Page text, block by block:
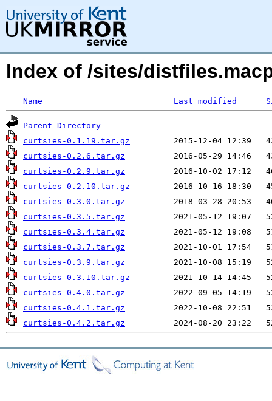
Index of /sites/
Name Last modified
Parent Directory
curtsies-0.1.19.tar.gz
curtsies-0.2.6.tar.gz
curtsies-0.2.9.tar.gz
curtsies-0.2.10.tar.gz
curtsies-0.3.0.tar.gz
curtsies-0.3.5.tar.gz
curtsies-0.3.4.tar.gz
curtsies-0.3.7.tar.gz
curtsies-0.3.9.tar.gz
curtsies-0.3.10.tar.gz
curtsies-0.4.0.tar.gz
curtsies-0.4.1.tar.gz
curtsies-0.4.2.tar.gz